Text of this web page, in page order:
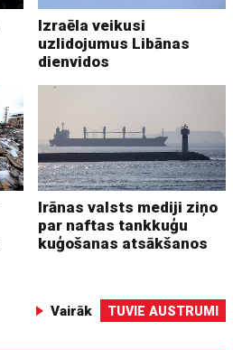
Izraēla veikusi
uzlidojumus Libānas
dienvidos
Irānas valsts mediji ziņo
par naftas tankkuģu
kuģošanas atsākšanos
Vairāk TUVIE AUSTRUMI